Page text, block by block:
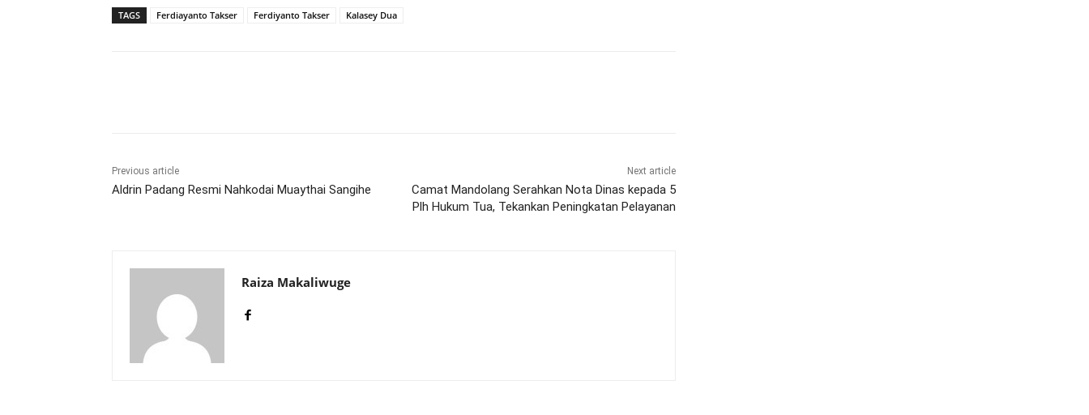
TAGS Ferdiayanto Takser Ferdiyanto Takser Kalasey Dua
Previous article
Aldrin Padang Resmi Nahkodai Muaythai Sangihe
Next article
Camat Mandolang Serahkan Nota Dinas kepada 5
Plh Hukum Tua, Tekankan Peningkatan Pelayanan
Raiza Makaliwuge